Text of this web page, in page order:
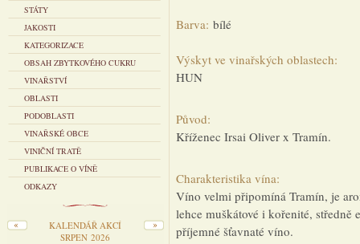
STÁTY
JAKOSTI
KATEGORIZACE
OBSAH ZBYTKOVÉHO CUKRU
VINAŘSTVÍ
OBLASTI
PODOBLASTI
VINAŘSKÉ OBCE
VINIČNÍ TRATĚ
PUBLIKACE O VÍNĚ
ODKAZY
KALENDÁŘ AKCÍ
SRPEN 2026
Barva: bílé
Výskyt ve vinařských oblastech:
HUN
Původ:
Kříženec Irsai Oliver x Tramín.
Charakteristika vína:
Víno velmi připomíná Tramín, je
lehce muškátové i kořenité,
příjemné šťavnaté víno.